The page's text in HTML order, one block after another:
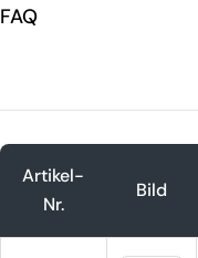
FAQ
Artikel-
Nr.
Bild